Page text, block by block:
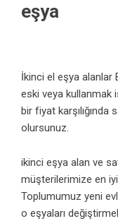
eşya
İkinci el eşya alanlar
eski veya kullanmak
bir fiyat
olursunuz.
ikinci eşya alan ve
müşterilerimize en
Toplumumuz yeni
o eşyaları